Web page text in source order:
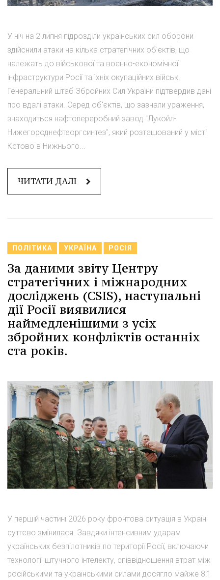
У ніч на 2 липня підрозділи українських сил оборони
здійснили атаки на кілька стратегічних об'єктів, що
належать до військової та воєнно-економічної
інфраструктури Росії та їхніх окупаційних військ.
Генеральний штаб Збройних Сил України підтвердив дані
про вдалі атаки. Серед об'єктів, що зазнали ураження,
знаходиться нафтопереробний завод "Лукойл-
Нижегороднефтеоргсинтез", який розташований у місті
Кстово в Нижнього...
ЧИТАТИ ДАЛІ
ПОЛІТИКА УКРАЇНА РОСІЯ
За даними звіту Центру
стратегічних і міжнародних
досліджень (CSIS), наступальні
дії Росії виявилися
наймедленішими з усіх
збройних конфліктів останніх
ста років.
У першій частині 2026 року фронтова ситуація в Україні
суттєво змінилася. Завдяки інтенсивним ударам
українських безпілотників по території Росії, включаючи
технології штучного інтелекту, співвідношення втрат між
російськими та українськими силами досягло майже 8:1